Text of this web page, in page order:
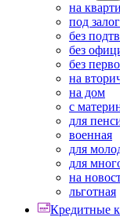
на
под залог
без
без
без
на
на дом
с
для
военная
для
для
на
льготная
Кредитные